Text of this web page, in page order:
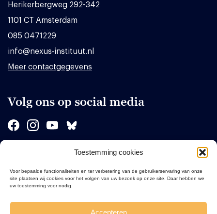
Toestemming cookies
Voor bepaalde functionaliteiten en ter verbetering van de gebruikerservaring van onze
site plaatsen wij cookies voor het volgen van uw bezoek op onze site. Daar hebben we
uw toestemming voor nodig.
Accepteren
Herikerbergweg 292-342
1101 CT Amsterdam
085 0471229
info@nexus-instituut.nl
Meer contactgegevens
Volg ons op social media